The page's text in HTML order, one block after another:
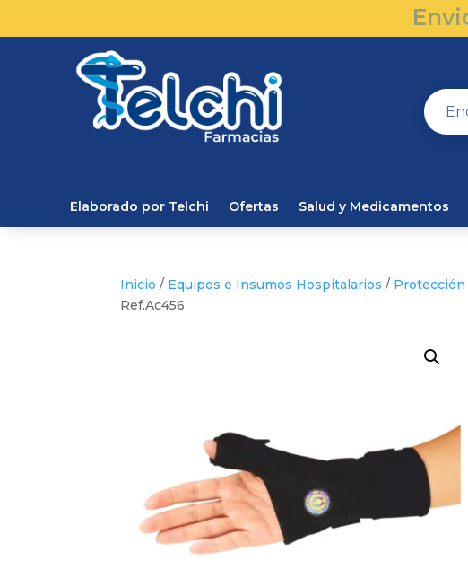
Elaborado por Telchi Ofertas Salud y Medicamentos
Inicio / Equipos e Insumos Hospitalarios /
Ref.Ac456